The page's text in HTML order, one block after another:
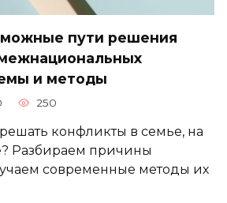
пути решения
и методы
250
конфликты в семье, на
Разбираем причины
современные методы их